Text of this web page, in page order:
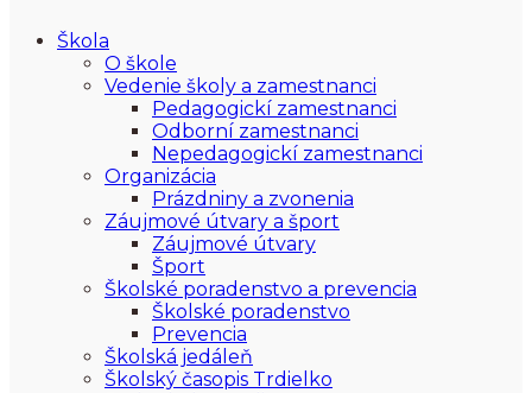
Škola
O škole
Vedenie školy a zamestnanci
Pedagogickí zamestnanci
Odborní zamestnanci
Nepedagogickí zamestnanci
Organizácia
Prázdniny a zvonenia
Záujmové útvary a šport
Záujmové útvary
Šport
Školské poradenstvo a prevencia
Školské poradenstvo
Prevencia
Školská jedáleň
Školský časopis Trdielko